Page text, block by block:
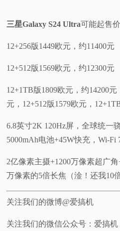
三星Galaxy S24 Ultra可能起售
12+256版1449欧元，约11400元
12+512版1569欧元，约12300元
12+1TB版1809欧元，约14200
元，12+512版1579欧元，
6.8英寸2K 120Hz屏，全球统一
5000mAh电池+45W快充，Wi-Fi
2亿像素主摄+1200万像素超广
万像素的5倍长焦（淦！还我10
关注我们的微博@爱搞机
关注我们的微信公众号：爱搞机